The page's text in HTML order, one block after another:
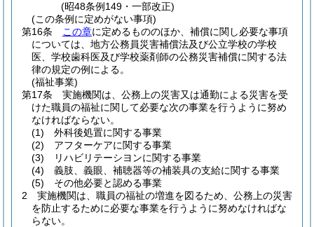
(昭48条例149・一部改正)
(この条例に定めがない事項)
第16条
この章に定めるもののほか、補償に関し必要な事項
については、地方公務員災害補償法及び公立学校の学校
医、学校歯科医及び学校薬剤師の公務災害補償に関する法
律の規定の例による。
(福祉事業)
第17条
実施機関は、公務上の災害又は通勤による災害を受
けた職員の福祉に関して必要な次の事業を行うように努め
なければならない。
(1)
外科後処置に関する事業
(2)
アフターケアに関する事業
(3)
リハビリテーシヨンに関する事業
(4)
義肢、義眼、補聴器等の補装具の支給に関する事業
(5)
その他必要と認める事業
2
実施機関は、職員の福祉の増進を図るため、公務上の災害
を防止するために必要な事業を行うように努めなければな
らない。